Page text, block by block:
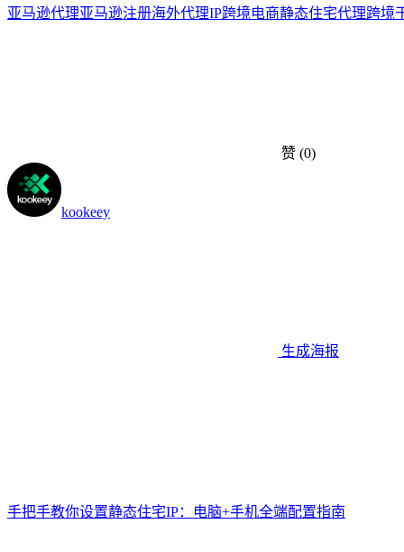
亚马逊代理亚马逊注册海外代理IP跨境电商静态住宅代理跨境
赞 (0)
kookeey
生成海报
手把手教你设置静态住宅IP：电脑+手机全端配置指南